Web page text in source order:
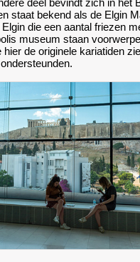
deel bevindt zich in het
staat bekend als de Elgin
die een aantal friezen
museum staan
hier de originele kariatiden